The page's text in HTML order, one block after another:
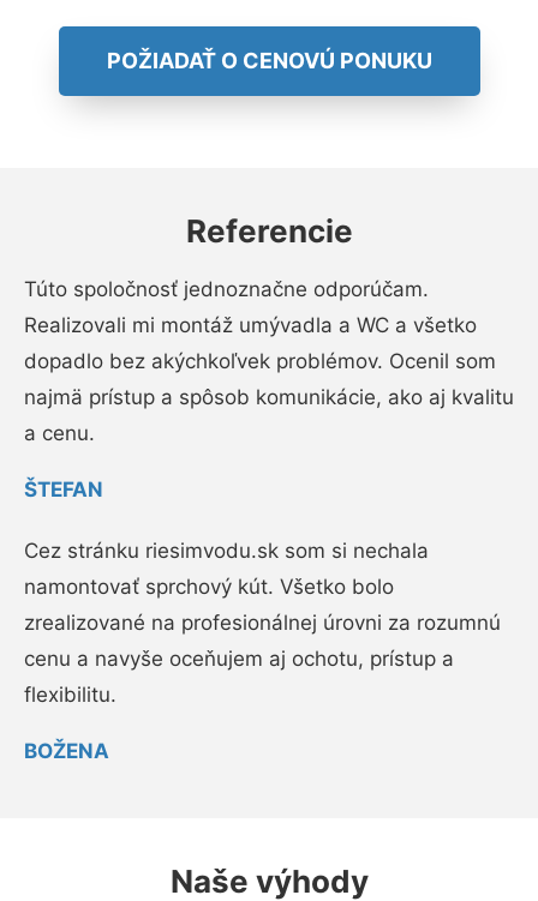
POŽIADAŤ O CENOVÚ PONUKU
Referencie
Túto spoločnosť jednoznačne odporúčam.
Realizovali mi montáž umývadla a WC a všetko
dopadlo bez akýchkoľvek problémov. Ocenil som
najmä prístup a spôsob komunikácie, ako aj kvalitu
a cenu.
ŠTEFAN
Cez stránku riesimvodu.sk som si nechala
namontovať sprchový kút. Všetko bolo
zrealizované na profesionálnej úrovni za rozumnú
cenu a navyše oceňujem aj ochotu, prístup a
flexibilitu.
BOŽENA
Naše výhody